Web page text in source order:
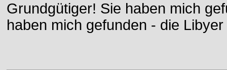
Grundgütiger! Sie haben mich
haben mich gefunden - die